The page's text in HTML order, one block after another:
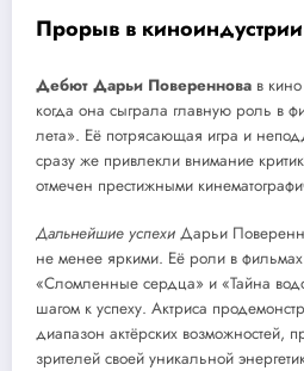
Прорыв в киноиндустрии
Дебют Дарьи Повереннова в
когда она сыграла главную роль в
лета». Её потрясающая игра и
сразу же привлекли внимание
отмечен престижными
Дальнейшие успехи Дарьи
не менее яркими. Её роли в
«Сломленные сердца» и «Тайна
шагом к успеху. Актриса
диапазон актёрских возможностей,
зрителей своей уникальной